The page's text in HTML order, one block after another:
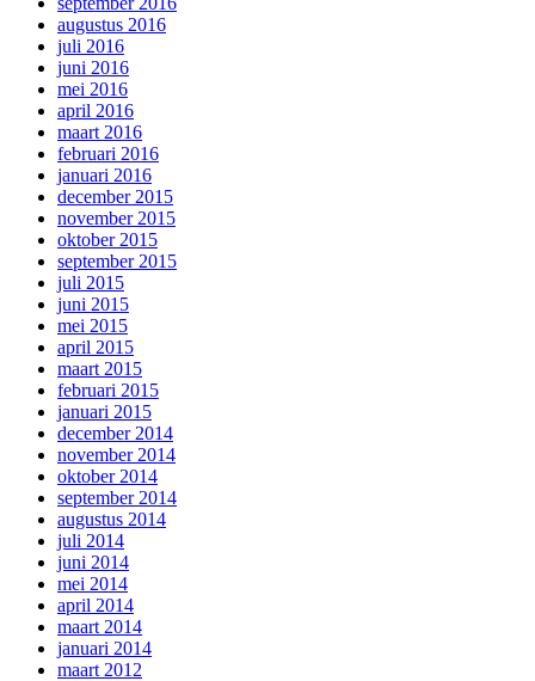
augustus 2016
juli 2016
juni 2016
mei 2016
april 2016
maart 2016
februari 2016
januari 2016
december 2015
november 2015
oktober 2015
september 2015
juli 2015
juni 2015
mei 2015
april 2015
maart 2015
februari 2015
januari 2015
december 2014
november 2014
oktober 2014
september 2014
augustus 2014
juli 2014
juni 2014
mei 2014
april 2014
maart 2014
januari 2014
maart 2012